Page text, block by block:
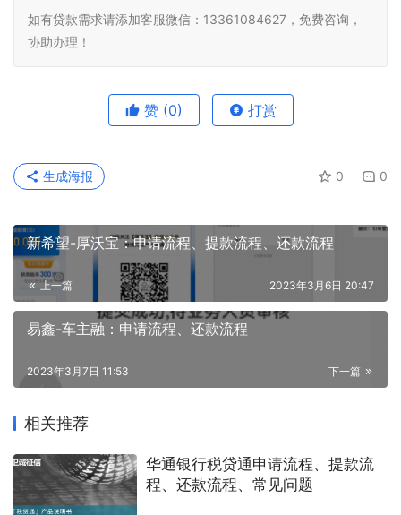
如有贷款需求请添加客服微信：13361084627，免费咨询，
协助办理！
赞 (0) 打赏
0 0
生成海报
新希望-厚沃宝：申请流程、提款流程、还款流程
上一篇 2023年3月6日 20:47
易鑫-车主融：申请流程、还款流程
下一篇
2023年3月7日 11:53
相关推荐
华通银行税贷通申请流程、提款流
程、还款流程、常见问题